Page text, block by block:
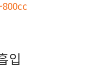
입